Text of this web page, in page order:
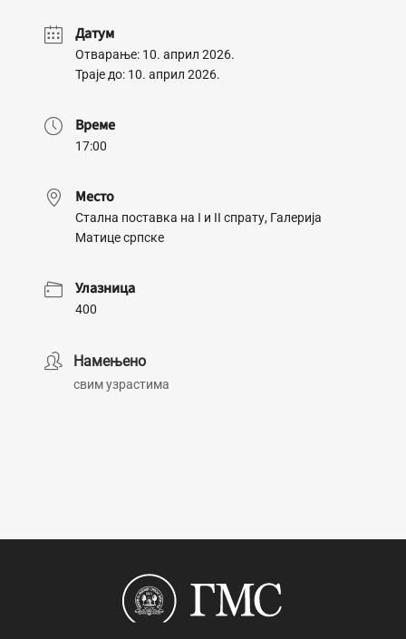
Датум
Отварање: 10. април 2026.
Траје до: 10. април 2026.
Време
17:00
Место
Стална поставка на I и II спрату, Галерија
Матице српске
Улазница
400
Намењено
свим узрастима